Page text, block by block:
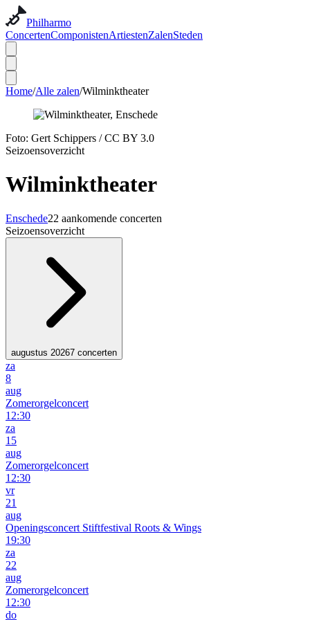
Philharmo
ConcertenComponistenArtiestenZalenSteden
Home/Alle zalen/Wilminktheater
Foto: Gert Schippers /CC BY 3.0
Seizoensoverzicht
Wilminktheater
Enschede22 aankomende concerten
Seizoensoverzicht
augustus 20267 concerten
za
8
aug
Zomerorgelconcert
12:30
za
15
aug
Zomerorgelconcert
12:30
vr
21
aug
Openingsconcert Stiftfestival Roots & Wings
19:30
za
22
aug
Zomerorgelconcert
12:30
do